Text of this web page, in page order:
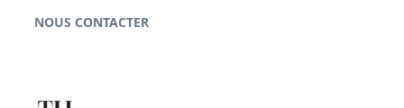
NOUS CONTACTER